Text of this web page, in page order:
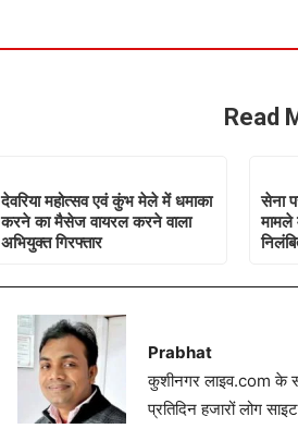
Read
देवरिया महोत्सव एवं कुंभ मेले में धमाका
करने का मैसेज वायरल करने वाला
अभियुक्त गिरफ्तार
सेना
Prabhat
कुशीनगर लाइव.com के
प्रतिदिन हजारों लोग